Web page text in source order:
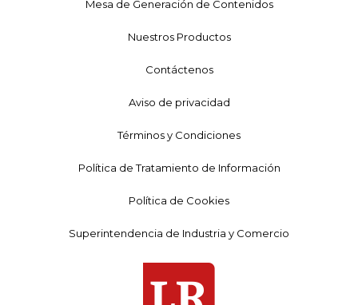
Mesa de Generación de Contenidos
Nuestros Productos
Contáctenos
Aviso de privacidad
Términos y Condiciones
Política de Tratamiento de Información
Política de Cookies
Superintendencia de Industria y Comercio